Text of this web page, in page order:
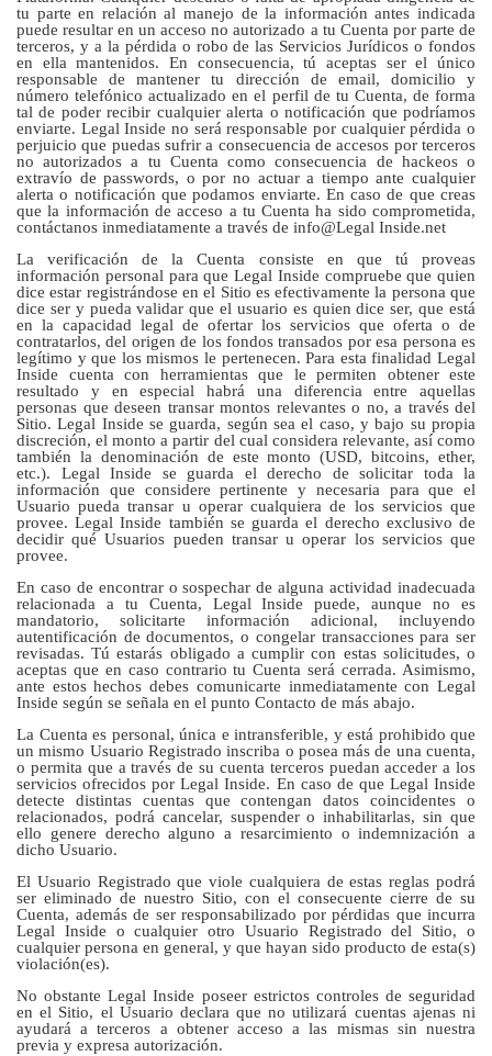
tu parte en relación al manejo de la información antes indicada
puede resultar en un acceso no autorizado a tu Cuenta por parte de
terceros, y a la pérdida o robo de las Servicios Jurídicos o fondos
en ella mantenidos. En consecuencia, tú aceptas ser el único
responsable de mantener tu dirección de email, domicilio y
número telefónico actualizado en el perfil de tu Cuenta, de forma
tal de poder recibir cualquier alerta o notificación que podríamos
enviarte. Legal Inside no será responsable por cualquier pérdida o
perjuicio que puedas sufrir a consecuencia de accesos por terceros
no autorizados a tu Cuenta como consecuencia de hackeos o
extravío de passwords, o por no actuar a tiempo ante cualquier
alerta o notificación que podamos enviarte. En caso de que creas
que la información de acceso a tu Cuenta ha sido comprometida,
contáctanos inmediatamente a través de info@Legal Inside.net
La verificación de la Cuenta consiste en que tú proveas
información personal para que Legal Inside compruebe que quien
dice estar registrándose en el Sitio es efectivamente la persona que
dice ser y pueda validar que el usuario es quien dice ser, que está
en la capacidad legal de ofertar los servicios que oferta o de
contratarlos, del origen de los fondos transados por esa persona es
legítimo y que los mismos le pertenecen. Para esta finalidad Legal
Inside cuenta con herramientas que le permiten obtener este
resultado y en especial habrá una diferencia entre aquellas
personas que deseen transar montos relevantes o no, a través del
Sitio. Legal Inside se guarda, según sea el caso, y bajo su propia
discreción, el monto a partir del cual considera relevante, así como
también la denominación de este monto (USD, bitcoins, ether,
etc.). Legal Inside se guarda el derecho de solicitar toda la
información que considere pertinente y necesaria para que el
Usuario pueda transar u operar cualquiera de los servicios que
provee. Legal Inside también se guarda el derecho exclusivo de
decidir qué Usuarios pueden transar u operar los servicios que
provee.
En caso de encontrar o sospechar de alguna actividad inadecuada
relacionada a tu Cuenta, Legal Inside puede, aunque no es
mandatorio, solicitarte información adicional, incluyendo
autentificación de documentos, o congelar transacciones para ser
revisadas. Tú estarás obligado a cumplir con estas solicitudes, o
aceptas que en caso contrario tu Cuenta será cerrada. Asimismo,
ante estos hechos debes comunicarte inmediatamente con Legal
Inside según se señala en el punto Contacto de más abajo.
La Cuenta es personal, única e intransferible, y está prohibido que
un mismo Usuario Registrado inscriba o posea más de una cuenta,
o permita que a través de su cuenta terceros puedan acceder a los
servicios ofrecidos por Legal Inside. En caso de que Legal Inside
detecte distintas cuentas que contengan datos coincidentes o
relacionados, podrá cancelar, suspender o inhabilitarlas, sin que
ello genere derecho alguno a resarcimiento o indemnización a
dicho Usuario.
El Usuario Registrado que viole cualquiera de estas reglas podrá
ser eliminado de nuestro Sitio, con el consecuente cierre de su
Cuenta, además de ser responsabilizado por pérdidas que incurra
Legal Inside o cualquier otro Usuario Registrado del Sitio, o
cualquier persona en general, y que hayan sido producto de esta(s)
violación(es).
No obstante Legal Inside poseer estrictos controles de seguridad
en el Sitio, el Usuario declara que no utilizará cuentas ajenas ni
ayudará a terceros a obtener acceso a las mismas sin nuestra
previa y expresa autorización.